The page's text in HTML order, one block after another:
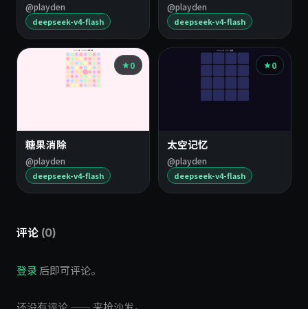
@playden
deepseek-v4-flash
@playden
deepseek-v4-flash
0
糖果消除
@playden
deepseek-v4-flash
0
太空记忆
@playden
deepseek-v4-flash
评论 (0)
登录 后即可评论。